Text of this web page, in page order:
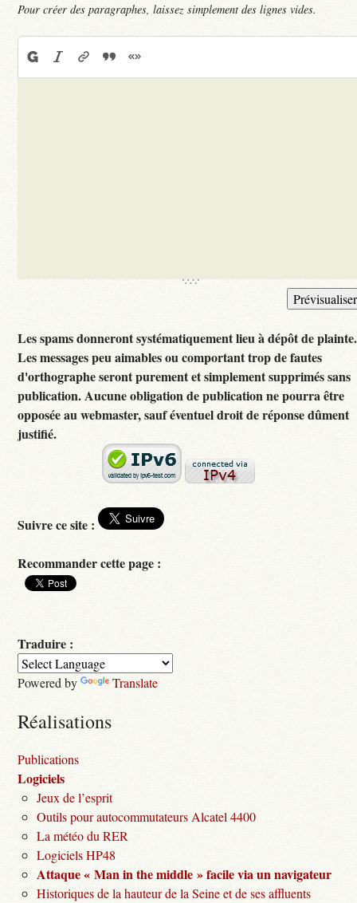
Pour créer des paragraphes, laissez simplement des lignes vides.
Les spams donneront systématiquement lieu à dépôt de plainte.
Les messages peu aimables ou comportant trop de fautes
d'orthographe seront purement et simplement supprimés sans
publication. Aucune obligation de publication ne pourra être
opposée au webmaster, sauf éventuel droit de réponse dûment
justifié.
Suivre ce site :
Recommander cette page :
Traduire :
Powered by Translate
Réalisations
Publications
Logiciels
Jeux de l’esprit
Outils pour autocommutateurs Alcatel 4400
La météo du RER
Logiciels HP48
Attaque « Man in the middle » facile via un navigateur
Historiques de la hauteur de la Seine et de ses affluents